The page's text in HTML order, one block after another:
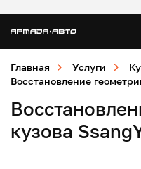
Главная Услуги
Восстановление
кузова